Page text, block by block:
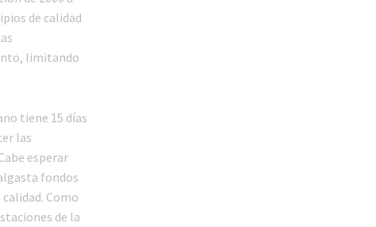
de calidad
limitando
tiene 15 días
las
esperar
fondos
Como
de la